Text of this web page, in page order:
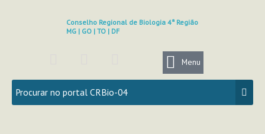
Conselho Regional de Biologia 4ª Região
MG | GO | TO | DF
c
e
b
s
t
a
u
t
u
Menu